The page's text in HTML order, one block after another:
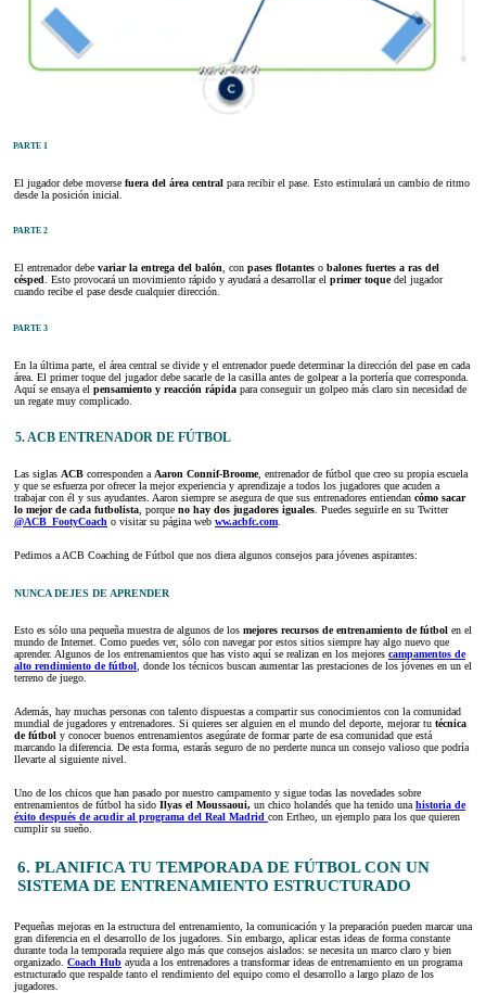
PARTE 1
El jugador debe moverse fuera del área central para recibir el pase. Esto estimulará un cambio de ritmo
desde la posición inicial.
PARTE 2
El entrenador debe variar la entrega del balón, con pases flotantes o balones fuertes a ras del
césped. Esto provocará un movimiento rápido y ayudará a desarrollar el primer toquedel jugador
cuando recibe el pase desde cualquier dirección.
PARTE 3
En la última parte, el área central se divide y el entrenador puede determinar la dirección del pase en cada
área. El primer toque del jugador debe sacarle de la casilla antes de golpear a la portería que corresponda.
Aquí se ensaya el pensamiento y reacción rápida para conseguir un golpeo más claro sin necesidad de
un regate muy complicado.
5. ACB ENTRENADOR DE FÚTBOL
Las siglas ACB corresponden aAaron Connif-Broome, entrenador de fútbol que creo su propia escuela
y que se esfuerza por ofrecer la mejor experiencia y aprendizaje a todos los jugadores que acuden a
trabajar con él y sus ayudantes. Aaron siempre se asegura de que sus entrenadores entiendan cómo sacar
lo mejor de cada futbolista, porque no hay dos jugadores iguales. Puedes seguirle en su Twitter
@ACB_FootyCoach o visitar su página web ww.acbfc.com.
Pedimos a ACB Coaching de Fútbol que nos diera algunos consejos para jóvenes aspirantes:
NUNCA DEJES DE APRENDER
Esto es sólo una pequeña muestra de algunos de los mejores recursos de entrenamiento de fútbol en el
mundo de Internet. Como puedes ver, sólo con navegar por estos sitios siempre hay algo nuevo que
aprender. Algunos de los entrenamientos que has visto aquí se realizan en los mejores campamentos de
alto rendimiento de fútbol , donde los técnicos buscan aumentar las prestaciones de los jóvenes en un el
terreno de juego.
Además, hay muchas personas con talento dispuestas a compartir sus conocimientos con la comunidad
mundial de jugadores y entrenadores. Si quieres ser alguien en el mundo del deporte, mejorar tu técnica
de fútbol y conocer buenos entrenamientos asegúrate de formar parte de esa comunidad que está
marcando la diferencia. De esta forma, estarás seguro de no perderte nunca un consejo valioso que podría
llevarte al siguiente nivel.
Uno de los chicos que han pasado por nuestro campamento y sigue todas las novedades sobre
entrenamientos de fútbol ha sido Ilyas el Moussaoui, un chico holandés que ha tenido una historia de
éxito después de acudir al programa del Real Madrid con Ertheo, un ejemplo para los que quieren
cumplir su sueño.
6. PLANIFICA TU TEMPORADA DE FÚTBOL CON UN
SISTEMA DE ENTRENAMIENTO ESTRUCTURADO
Pequeñas mejoras en la estructura del entrenamiento, la comunicación y la preparación pueden marcar una
gran diferencia en el desarrollo de los jugadores. Sin embargo, aplicar estas ideas de forma constante
durante toda la temporada requiere algo más que consejos aislados: se necesita un marco claro y bien
organizado. Coach Hub ayuda a los entrenadores a transformar ideas de entrenamiento en un programa
estructurado que respalde tanto el rendimiento del equipo como el desarrollo a largo plazo de los
jugadores.